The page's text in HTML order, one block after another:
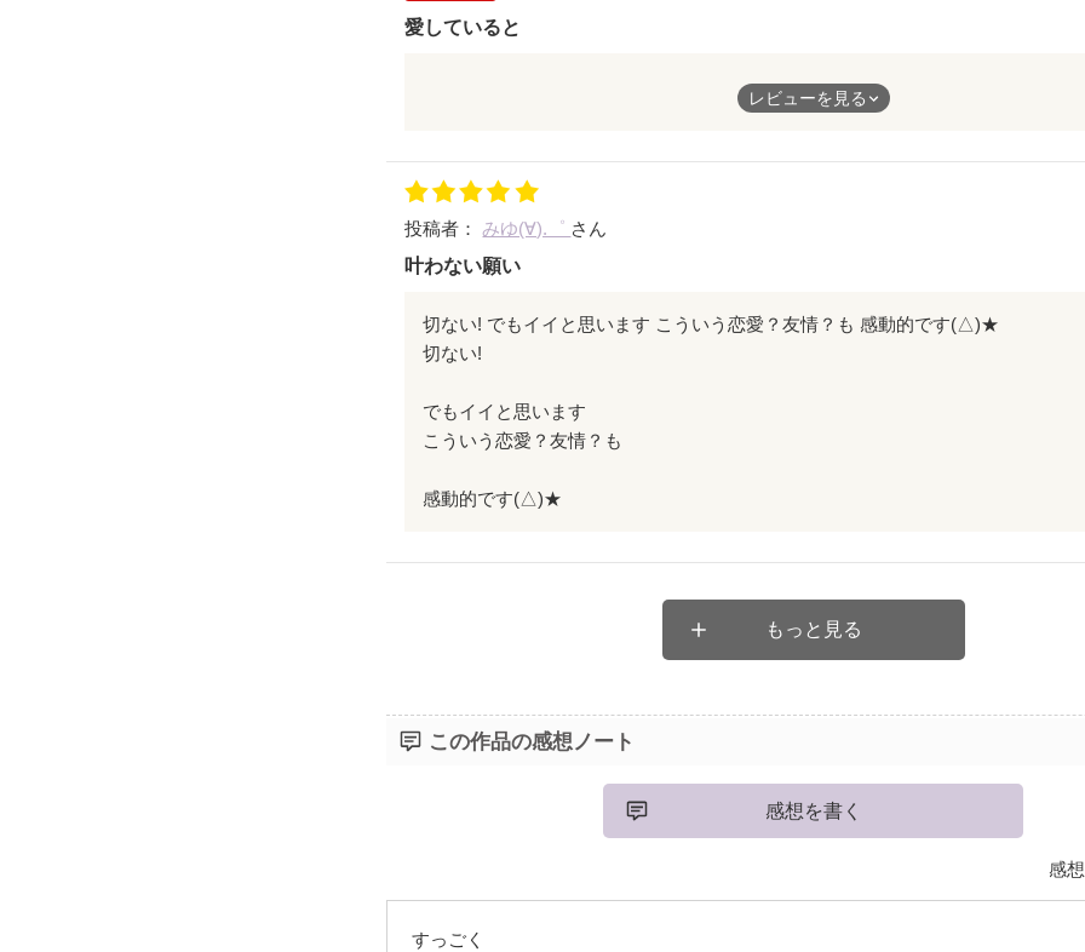
愛していると
周りの友達みたいに
堂々と好きな人に｢好き｣と言えない
私は少しおかしいのかな？
女の子が好きなわけじゃない
男の子が嫌いなわけじゃない
女の子だから好きになったわけじゃない
切なすぎて、胸が締め付けられる思いでした。
レビューを見る
投稿者：みゆ(∀).゜ さん
叶わない願い
切ない! でもイイと思います こういう恋愛？友情？も 感動的です(△)★
切ない!
でもイイと思います
こういう恋愛？友情？も
感動的です(△)★
もっと見る
この作品の感想ノート
感想を書く
感
すっごく